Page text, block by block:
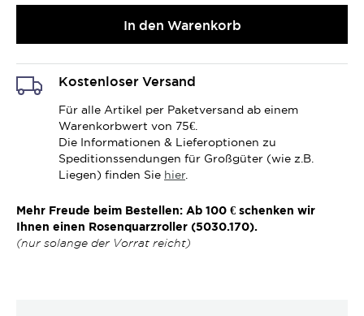
In den Warenkorb
Kostenloser Versand
Für alle Artikel per Paketversand ab einem
Warenkorbwert von 75€.
Die Informationen & Lieferoptionen zu
Speditionssendungen für Großgüter (wie z.B.
Liegen) finden Sie hier.
Mehr Freude beim Bestellen: Ab 100 € schenken wir
Ihnen einen Rosenquarzroller (5030.170).
(nur solange der Vorrat reicht)